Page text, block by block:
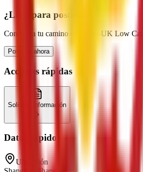
¿Listo para postular?
Comienza tu camino en China-UK Low
Postular ahora
Acciones rápidas
Solicitar información
Datos rápidos
Ubicación